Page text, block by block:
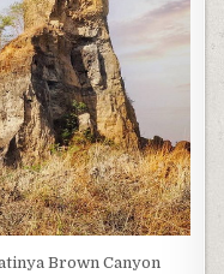
Brown Canyon